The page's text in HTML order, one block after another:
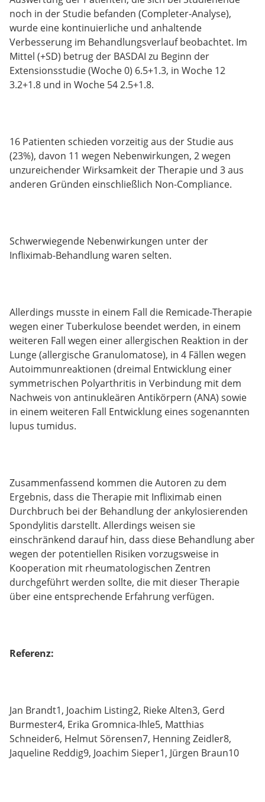
noch in der Studie befanden (Completer-Analyse),
wurde eine kontinuierliche und anhaltende
Verbesserung im Behandlungsverlauf beobachtet. Im
Mittel (+SD) betrug der BASDAI zu Beginn der
Extensionsstudie (Woche 0) 6.5+1.3, in Woche 12
3.2+1.8 und in Woche 54 2.5+1.8.
16 Patienten schieden vorzeitig aus der Studie aus
(23%), davon 11 wegen Nebenwirkungen, 2 wegen
unzureichender Wirksamkeit der Therapie und 3 aus
anderen Gründen einschließlich Non-Compliance.
Schwerwiegende Nebenwirkungen unter der
Infliximab-Behandlung waren selten.
Allerdings musste in einem Fall die Remicade-Therapie
wegen einer Tuberkulose beendet werden, in einem
weiteren Fall wegen einer allergischen Reaktion in der
Lunge (allergische Granulomatose), in 4 Fällen wegen
Autoimmunreaktionen (dreimal Entwicklung einer
symmetrischen Polyarthritis in Verbindung mit dem
Nachweis von antinukleären Antikörpern (ANA) sowie
in einem weiteren Fall Entwicklung eines sogenannten
lupus tumidus.
Zusammenfassend kommen die Autoren zu dem
Ergebnis, dass die Therapie mit Infliximab einen
Durchbruch bei der Behandlung der ankylosierenden
Spondylitis darstellt. Allerdings weisen sie
einschränkend darauf hin, dass diese Behandlung aber
wegen der potentiellen Risiken vorzugsweise in
Kooperation mit rheumatologischen Zentren
durchgeführt werden sollte, die mit dieser Therapie
über eine entsprechende Erfahrung verfügen.
Referenz:
Jan Brandt1, Joachim Listing2, Rieke Alten3, Gerd
Burmester4, Erika Gromnica-Ihle5, Matthias
Schneider6, Helmut Sörensen7, Henning Zeidler8,
Jaqueline Reddig9, Joachim Sieper1, Jürgen Braun10